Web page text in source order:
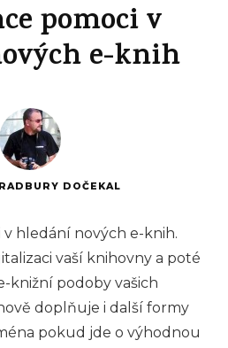
pomoci v
e-knih
DOČEKAL
v hledání nových e-knih.
vaší knihovny a poté
knižní podoby vašich
doplňuje i další formy
pokud jde o výhodnou